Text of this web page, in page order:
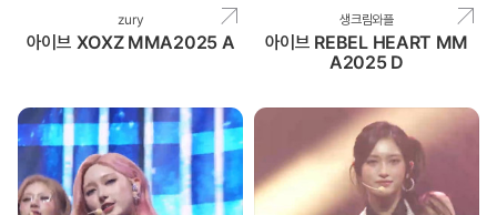
zury
아이브 XOXZ MMA2025 A
생크림와플
아이브 REBEL HEART MM
A2025 D